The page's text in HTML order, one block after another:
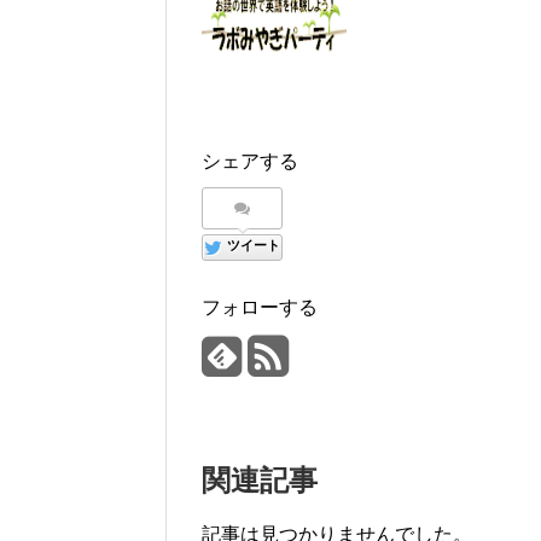
シェアする
ツイート
フォローする
関連記事
記事は見つかりませんでした。